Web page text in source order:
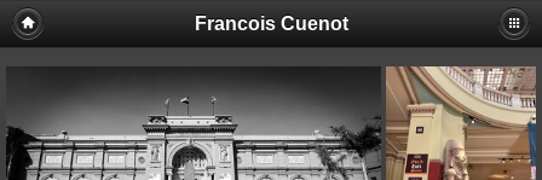
Francois Cuenot